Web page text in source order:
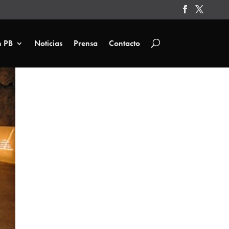
PB Noticias Prensa Contacto